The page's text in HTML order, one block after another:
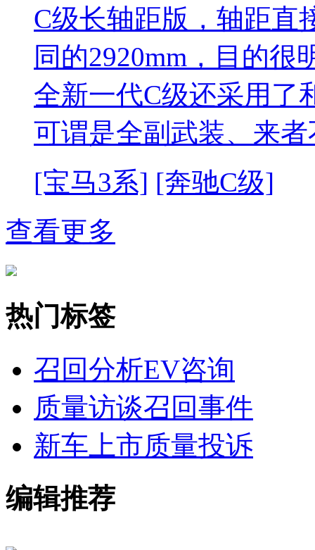
C级长轴距版，轴距直
同的2920mm，目的
全新一代C级还采用了
可谓是全副武装、来
[宝马3系] [奔驰C级]
查看更多
热门标签
召回分析EV咨询
质量访谈召回事件
新车上市质量投诉
编辑推荐